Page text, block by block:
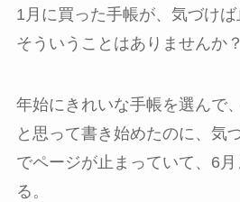
1月に買った手帳が、気づけば
そういうことはありませんか？
年始にきれいな手帳を選んで
と思って書き始めたのに、気
でページが止まっていて、6
る。